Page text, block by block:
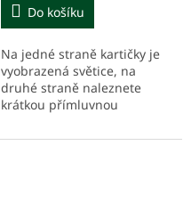
Do košíku
Na jedné straně kartičky je
vyobrazená světice, na
druhé straně naleznete
krátkou přímluvnou
z jejího života, stručně v